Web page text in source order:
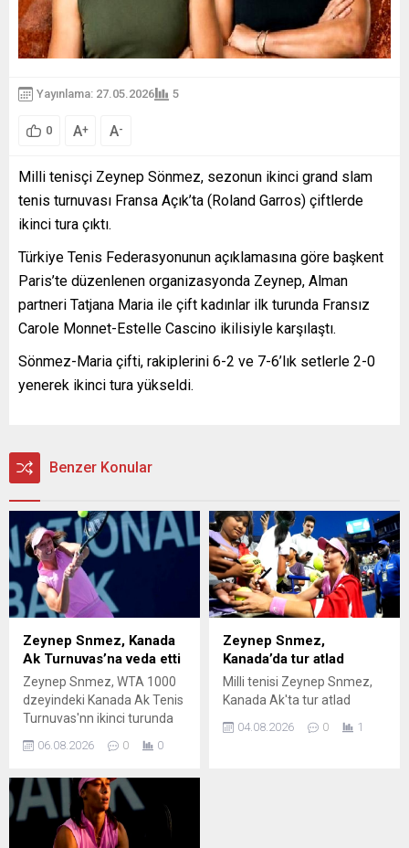
Yayınlama: 27.05.2026 5
0 A+ A-
Milli tenisçi Zeynep Sönmez, sezonun ikinci grand slam
tenis turnuvası Fransa Açık’ta (Roland Garros) çiftlerde
ikinci tura çıktı.
Türkiye Tenis Federasyonunun açıklamasına göre başkent
Paris’te düzenlenen organizasyonda Zeynep, Alman
partneri Tatjana Maria ile çift kadınlar ilk turunda Fransız
Carole Monnet-Estelle Cascino ikilisiyle karşılaştı.
Sönmez-Maria çifti, rakiplerini 6-2 ve 7-6’lık setlerle 2-0
yenerek ikinci tura yükseldi.
Benzer Konular
Zeynep Snmez, Kanada
Ak Turnuvas’na veda etti
Zeynep Snmez, WTA 1000
dzeyindeki Kanada Ak Tenis
Turnuvas'nn ikinci turunda
06.08.2026 0 0
Zeynep Snmez,
Kanada’da tur atlad
Milli tenisi Zeynep Snmez,
Kanada Ak'ta tur atlad
04.08.2026 0 1